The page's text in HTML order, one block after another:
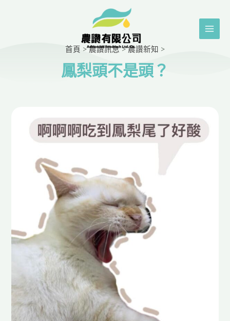
首頁 >農讚訊息>農讚新知 >
鳳梨頭不是頭？